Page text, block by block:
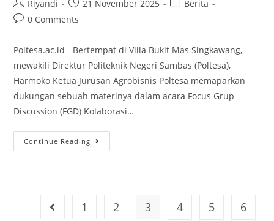
Riyandi 21 November 2025
Berita
0 Comments
Poltesa.ac.id - Bertempat di Villa Bukit Mas Singkawang,
mewakili Direktur Politeknik Negeri Sambas (Poltesa),
Harmoko Ketua Jurusan Agrobisnis Poltesa memaparkan
dukungan sebuah materinya dalam acara Focus Grup
Discussion (FGD) Kolaborasi…
Continue Reading
1 2 3 4 5
6